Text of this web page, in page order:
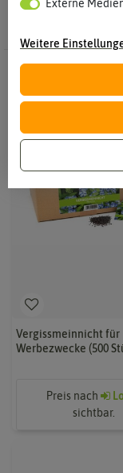
Vergissmeinnicht für
Werbezwecke (500
Preis nach
sichtbar.
Externe
Weitere